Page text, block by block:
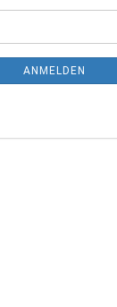
ANMELDEN